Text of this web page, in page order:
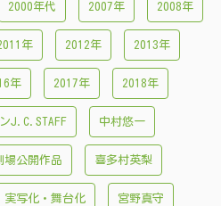
2000年代 2007年 2008年
年 2012年 2013年
年 2017年 2018年
J.C.STAFF 中村悠一
場公開作品 喜多村英梨
実写化・舞台化 宮野真守